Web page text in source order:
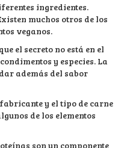
ingredientes.
muchos otros de los
veganos.
el secreto no está en el
y especies. La
además del sabor
y el tipo de carne
de los elementos
son un componente